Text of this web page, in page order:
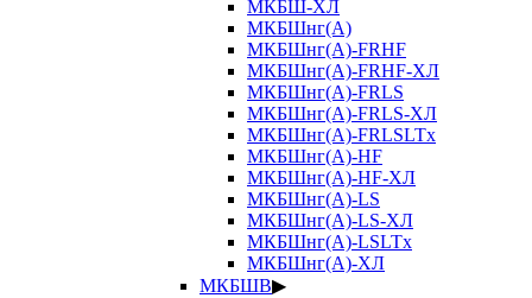
МКБШ-ХЛ
МКБШнг(А)
МКБШнг(А)-FRHF
МКБШнг(А)-FRHF-ХЛ
МКБШнг(А)-FRLS
МКБШнг(А)-FRLS-ХЛ
МКБШнг(А)-FRLSLTx
МКБШнг(А)-HF
МКБШнг(А)-HF-ХЛ
МКБШнг(А)-LS
МКБШнг(А)-LS-ХЛ
МКБШнг(А)-LSLTx
МКБШнг(А)-ХЛ
МКБШВ▶